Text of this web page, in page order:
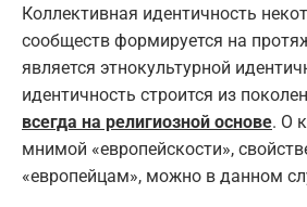
Коллективная идентичность
сообществ формируется на
является этнокультурной
идентичность строится из
всегда на религиозной основе. О
мнимой «европейскости»,
«европейцам», можно в данном